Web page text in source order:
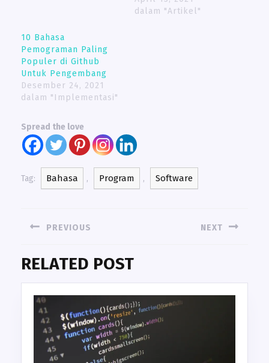
dalam "Artikel"
10 Bahasa
Pemograman Paling
Populer di Github
Untuk Pengembang
Desember 24, 2021
dalam "Implementasi"
Spread the love
Tag: Bahasa , Program , Software
PREVIOUS
post:
NEXT
RELATED POST